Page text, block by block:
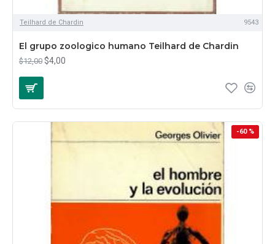
Teilhard de Chardin 9543
El grupo zoologico humano Teilhard de Chardin
$12,00 $4,00
-60 %